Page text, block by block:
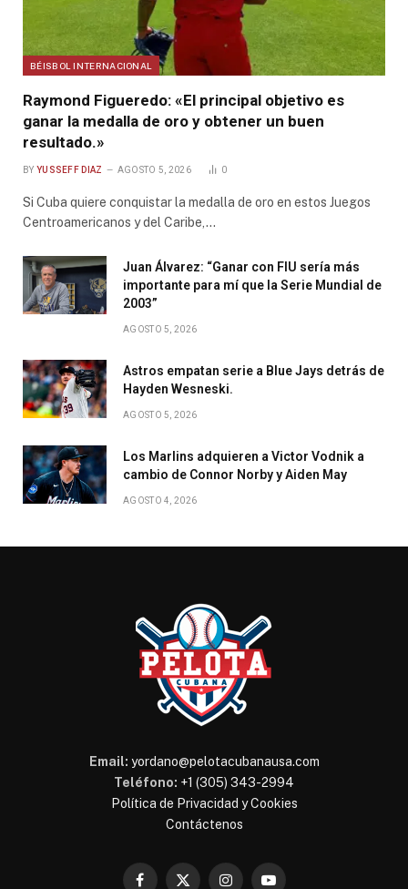
BÉISBOL INTERNACIONAL
Raymond Figueredo: «El principal objetivo es
ganar la medalla de oro y obtener un buen
resultado.»
BY YUSSEFF DIAZ AGOSTO 5, 2026 0
Si Cuba quiere conquistar la medalla de oro en estos Juegos
Centroamericanos y del Caribe,…
Juan Álvarez: “Ganar con FIU sería más
importante para mí que la Serie Mundial de
2003”
AGOSTO 5, 2026
Astros empatan serie a Blue Jays detrás de
Hayden Wesneski.
AGOSTO 5, 2026
Los Marlins adquieren a Victor Vodnik a
cambio de Connor Norby y Aiden May
AGOSTO 4, 2026
Email: yordano@pelotacubanausa.com
Teléfono: +1 (305) 343-2994
Política de Privacidad y Cookies
Contáctenos